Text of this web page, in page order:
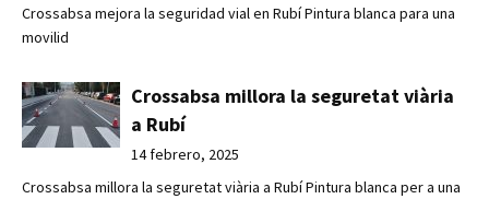
Crossabsa mejora la seguridad vial en Rubí Pintura blanca para una
movilid
Crossabsa millora la seguretat viària
a Rubí
14 febrero, 2025
Crossabsa millora la seguretat viària a Rubí Pintura blanca per a una